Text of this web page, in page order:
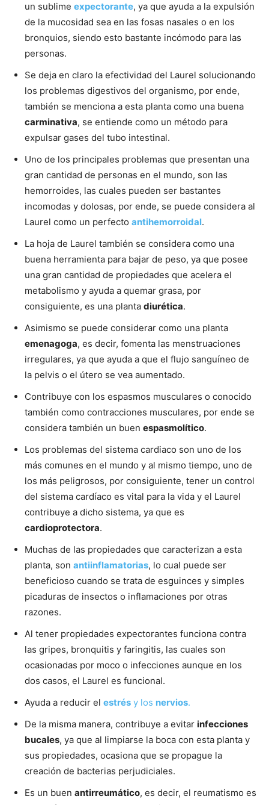
un sublime expectorante, ya que ayuda a la expulsión
de la mucosidad sea en las fosas nasales o en los
bronquios, siendo esto bastante incómodo para las
personas.
Se deja en claro la efectividad del Laurel solucionando
los problemas digestivos del organismo, por ende,
también se menciona a esta planta como una buena
carminativa, se entiende como un método para
expulsar gases del tubo intestinal.
Uno de los principales problemas que presentan una
gran cantidad de personas en el mundo, son las
hemorroides, las cuales pueden ser bastantes
incomodas y dolosas, por ende, se puede considera al
Laurel como un perfecto antihemorroidal.
La hoja de Laurel también se considera como una
buena herramienta para bajar de peso, ya que posee
una gran cantidad de propiedades que acelera el
metabolismo y ayuda a quemar grasa, por
consiguiente, es una planta diurética.
Asimismo se puede considerar como una planta
emenagoga, es decir, fomenta las menstruaciones
irregulares, ya que ayuda a que el flujo sanguíneo de
la pelvis o el útero se vea aumentado.
Contribuye con los espasmos musculares o conocido
también como contracciones musculares, por ende se
considera también un buen espasmolítico.
Los problemas del sistema cardiaco son uno de los
más comunes en el mundo y al mismo tiempo, uno de
los más peligrosos, por consiguiente, tener un control
del sistema cardíaco es vital para la vida y el Laurel
contribuye a dicho sistema, ya que es
cardioprotectora.
Muchas de las propiedades que caracterizan a esta
planta, son antiinflamatorias, lo cual puede ser
beneficioso cuando se trata de esguinces y simples
picaduras de insectos o inflamaciones por otras
razones.
Al tener propiedades expectorantes funciona contra
las gripes, bronquitis y faringitis, las cuales son
ocasionadas por moco o infecciones aunque en los
dos casos, el Laurel es funcional.
Ayuda a reducir el estrés y los nervios.
De la misma manera, contribuye a evitar infecciones
bucales, ya que al limpiarse la boca con esta planta y
sus propiedades, ocasiona que se propague la
creación de bacterias perjudiciales.
Es un buen antirreumático, es decir, el reumatismo es